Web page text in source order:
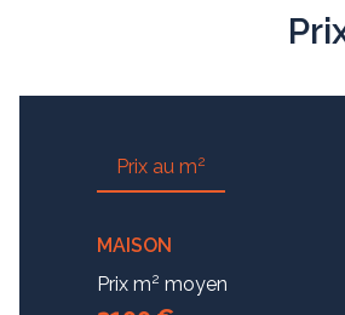
Prix au m2
MAISON
Prix m2 moyen